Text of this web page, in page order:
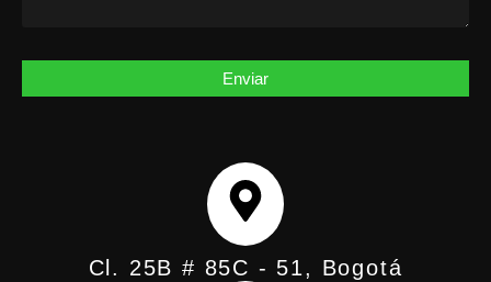
Enviar
Cl. 25B # 85C - 51, Bogotá